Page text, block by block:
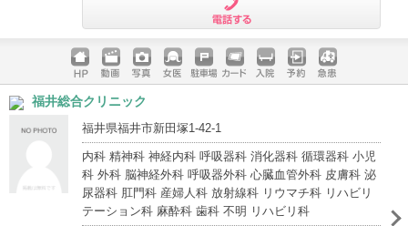
ホームペ
ージ
動画 写真 女医 駐車場
クレジッ
入院 予約 急患
福井総合クリニック
福井県福井市新田塚1-42-1
内科 精神科 神経内科 呼吸器科 消化器科 循環器科 小児
科 外科 脳神経外科 呼吸器外科 心臓血管外科 皮膚科 泌
尿器科 肛門科 産婦人科 放射線科 リウマチ科 リハビリ
テーション科 麻酔科 歯科 不明 リハビリ科